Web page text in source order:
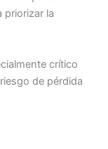
priorizar la
crítico
de pérdida